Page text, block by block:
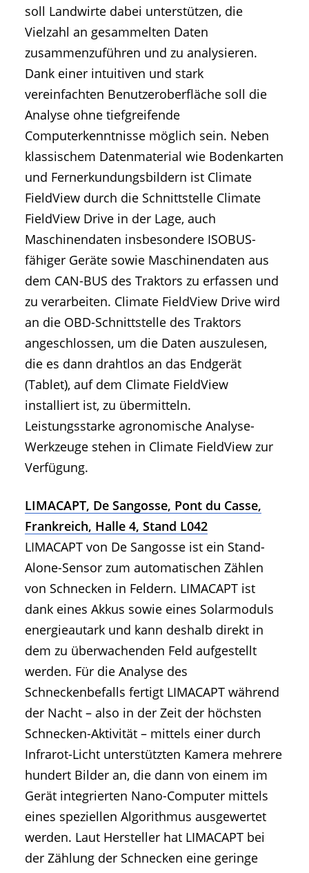
soll Landwirte dabei unterstützen, die
Vielzahl an gesammelten Daten
zusammenzuführen und zu analysieren.
Dank einer intuitiven und stark
vereinfachten Benutzeroberfläche soll die
Analyse ohne tiefgreifende
Computerkenntnisse möglich sein. Neben
klassischem Datenmaterial wie Bodenkarten
und Fernerkundungsbildern ist Climate
FieldView durch die Schnittstelle Climate
FieldView Drive in der Lage, auch
Maschinendaten insbesondere ISOBUS-
fähiger Geräte sowie Maschinendaten aus
dem CAN-BUS des Traktors zu erfassen und
zu verarbeiten. Climate FieldView Drive wird
an die OBD-Schnittstelle des Traktors
angeschlossen, um die Daten auszulesen,
die es dann drahtlos an das Endgerät
(Tablet), auf dem Climate FieldView
installiert ist, zu übermitteln.
Leistungsstarke agronomische Analyse-
Werkzeuge stehen in Climate FieldView zur
Verfügung.
LIMACAPT, De Sangosse, Pont du Casse,
Frankreich, Halle 4, Stand L042
LIMACAPT von De Sangosse ist ein Stand-
Alone-Sensor zum automatischen Zählen
von Schnecken in Feldern. LIMACAPT ist
dank eines Akkus sowie eines Solarmoduls
energieautark und kann deshalb direkt in
dem zu überwachenden Feld aufgestellt
werden. Für die Analyse des
Schneckenbefalls fertigt LIMACAPT während
der Nacht – also in der Zeit der höchsten
Schnecken-Aktivität – mittels einer durch
Infrarot-Licht unterstützten Kamera mehrere
hundert Bilder an, die dann von einem im
Gerät integrierten Nano-Computer mittels
eines speziellen Algorithmus ausgewertet
werden. Laut Hersteller hat LIMACAPT bei
der Zählung der Schnecken eine geringe